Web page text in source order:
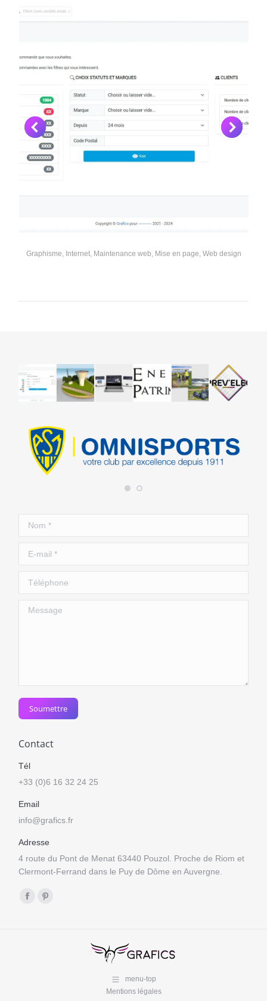
Graphisme, Internet, Maintenance web, Mise en page,Web design
Nom *
E-mail *
Téléphone
Message
Soumettre
Contact
Tél
+33 (0)6 16 32 24 25
Email
info@grafics.fr
Adresse
4 route du Pont de Menat 63440 Pouzol. Proche de Riom et
Clermont-Ferrand dans le Puy de Dôme en Auvergne.
Trouvez nous sur :
FacebookPinterest
menu-top
Mentions légales